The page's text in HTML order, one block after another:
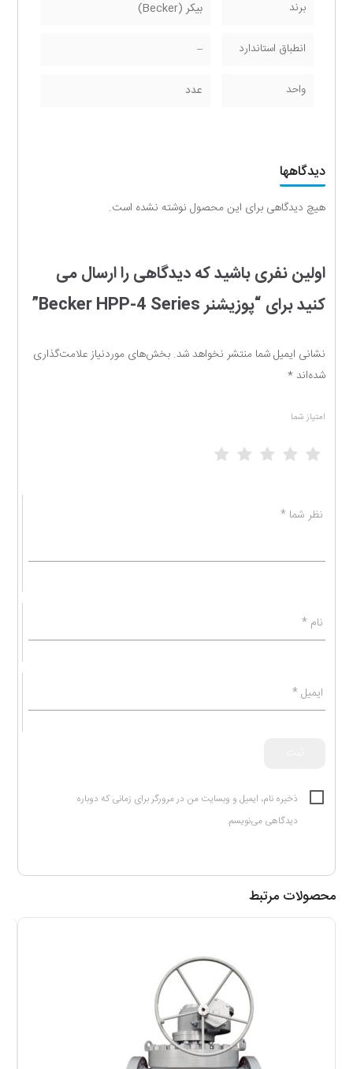
برند بیکر (Becker)
انطباق استاندارد –
واحد عدد
دیدگاهها
هیچ دیدگاهی برای این محصول نوشته نشده است.
اولین نفری باشید که دیدگاهی را ارسال می
کنید برای “پوزیشنر Becker HPP-4 Series”
نشانی ایمیل شما منتشر نخواهد شد. بخش‌های موردنیاز علامت‌گذاری
شده‌اند*
امتیاز شما
نظر شما*
نام*
ایمیل*
ذخیره نام، ایمیل و وبسایت من در مرورگر برای زمانی که دوباره
دیدگاهی می‌نویسم.
محصولات مرتبط